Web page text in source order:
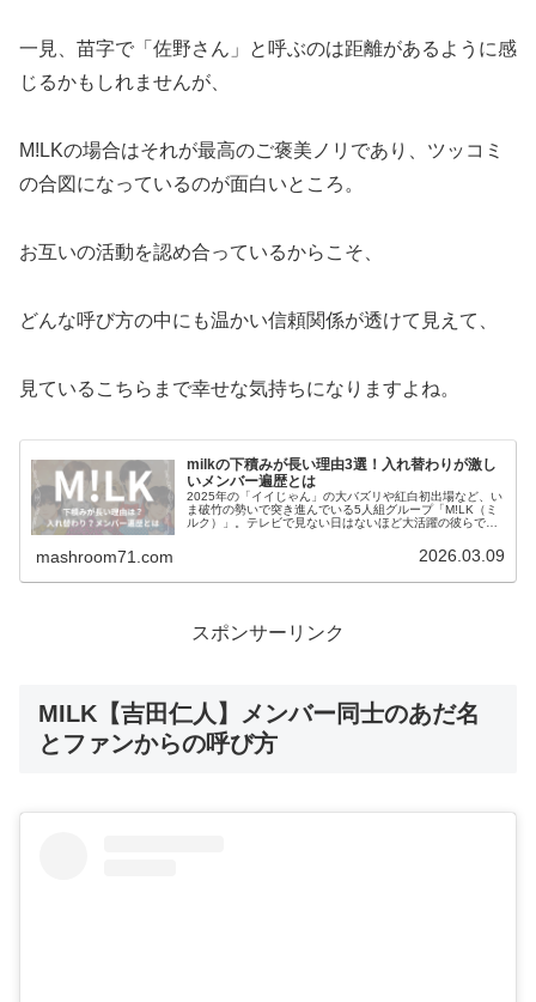
一見、苗字で「佐野さん」と呼ぶのは距離があるように感
じるかもしれませんが、
M!LKの場合はそれが最高のご褒美ノリであり、ツッコミ
の合図になっているのが面白いところ。
お互いの活動を認め合っているからこそ、
どんな呼び方の中にも温かい信頼関係が透けて見えて、
見ているこちらまで幸せな気持ちになりますよね。
milkの下積みが長い理由3選！入れ替わりが激し
いメンバー遍歴とは
2025年の「イイじゃん」の大バズリや紅白初出場など、い
ま破竹の勢いで突き進んでいる5人組グループ「M!LK（ミ
ルク）」。テレビで見ない日はないほど大活躍の彼らです
mashroom71.com 2026.03.09
スポンサーリンク
MILK【吉田仁人】メンバー同士のあだ名
とファンからの呼び方